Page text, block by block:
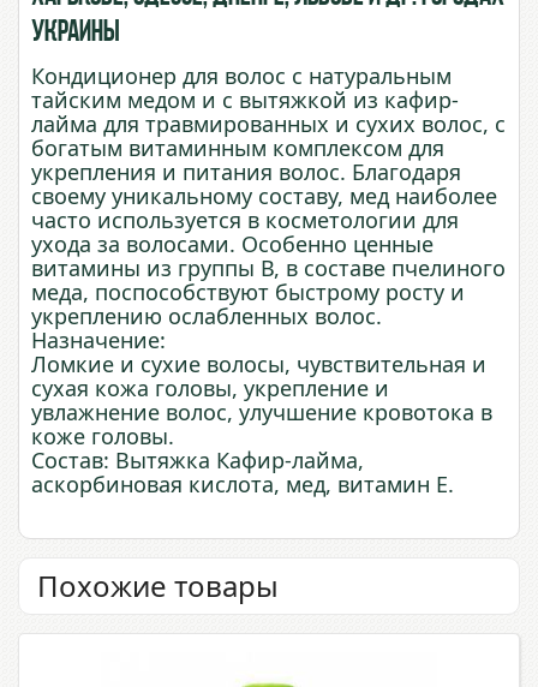
Украины
Кондиционер для волос с натуральным
тайским медом и с вытяжкой из кафир-
лайма для травмированных и сухих волос, с
богатым витаминным комплексом для
укрепления и питания волос. Благодаря
своему уникальному составу, мед наиболее
часто используется в косметологии для
ухода за волосами. Особенно ценные
витамины из группы В, в составе пчелиного
меда, поспособствуют быстрому росту и
укреплению ослабленных волос.
Назначение:
Ломкие и сухие волосы, чувствительная и
сухая кожа головы, укрепление и
увлажнение волос, улучшение кровотока в
коже головы.
Состав: Вытяжка Кафир-лайма,
аскорбиновая кислота, мед, витамин E.
Похожие товары